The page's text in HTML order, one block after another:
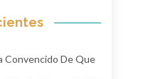
Convencido De Que